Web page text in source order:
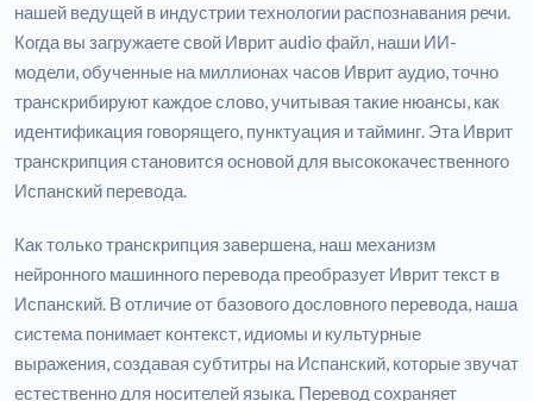
нашей ведущей в индустрии технологии распознавания речи.
Когда вы загружаете свой Иврит audio файл, наши ИИ-
модели, обученные на миллионах часов Иврит аудио, точно
транскрибируют каждое слово, учитывая такие нюансы, как
идентификация говорящего, пунктуация и тайминг. Эта Иврит
транскрипция становится основой для высококачественного
Испанский перевода.
Как только транскрипция завершена, наш механизм
нейронного машинного перевода преобразует Иврит текст в
Испанский. В отличие от базового дословного перевода, наша
система понимает контекст, идиомы и культурные
выражения, создавая субтитры на Испанский, которые звучат
естественно для носителей языка. Перевод сохраняет